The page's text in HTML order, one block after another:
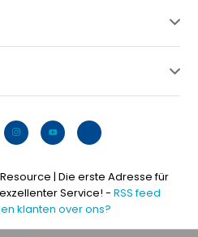
| Die erste Adresse für
Service! - RSS feed
klanten over ons?